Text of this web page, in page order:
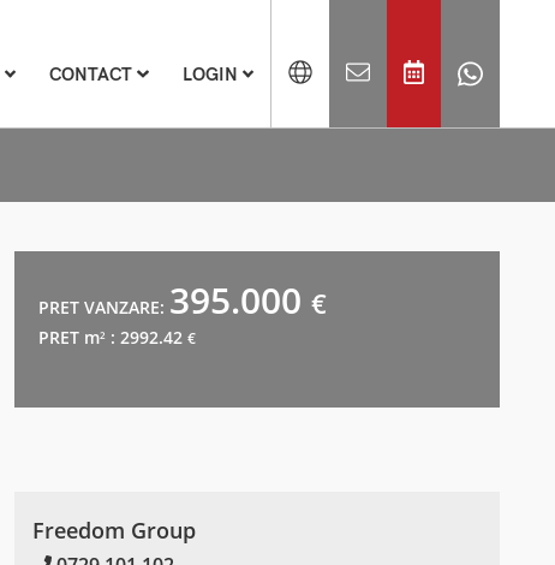
CONTACT LOGIN
PRET VANZARE: 395.000 €
PRET m2 : 2992.42 €
Freedom Group